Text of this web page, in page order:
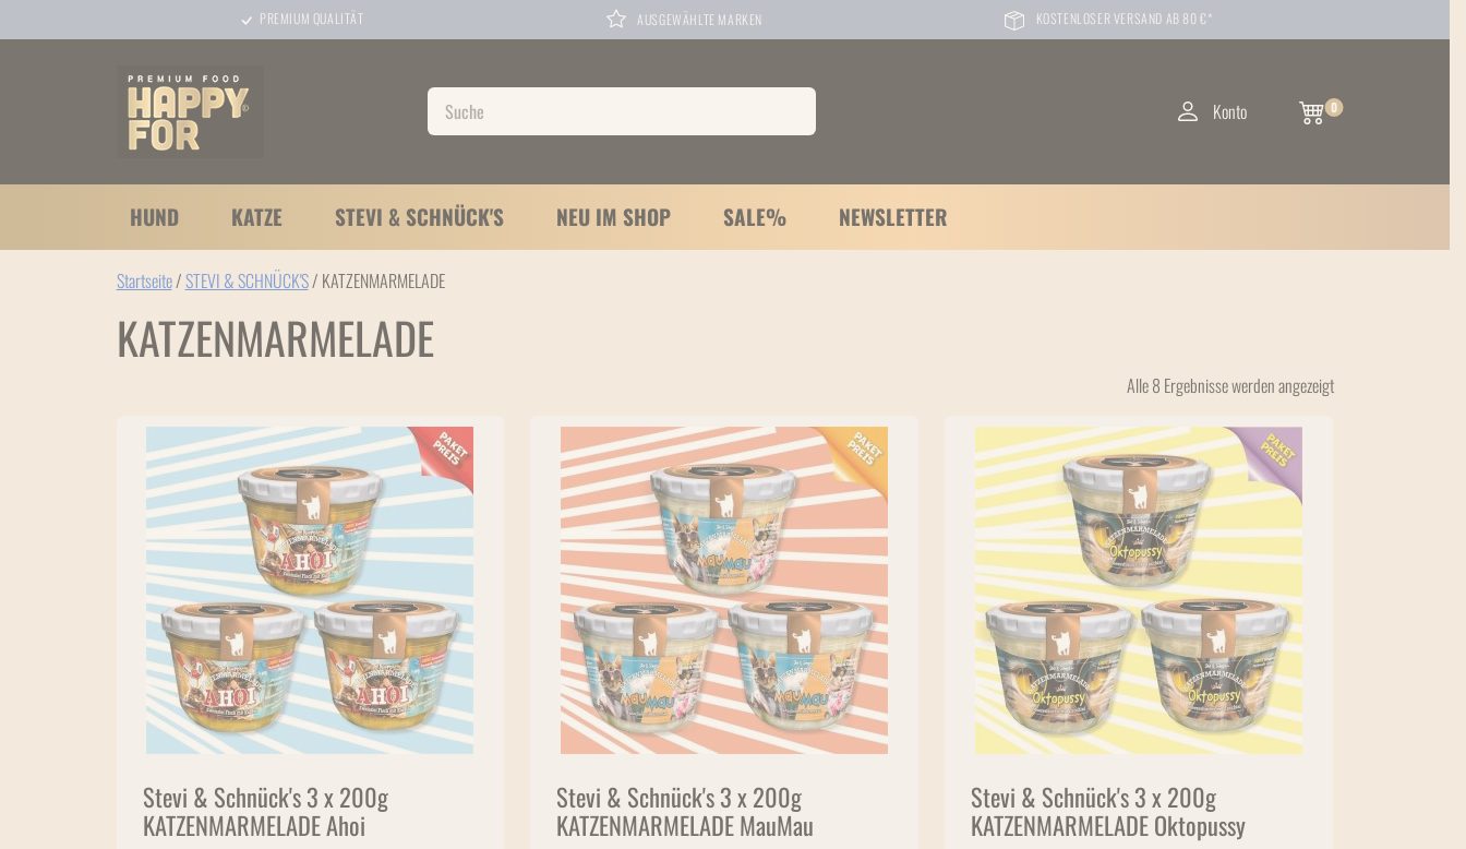
PREMIUM QUALITÄT AUSGEWÄHLTE MARKEN KOSTENLOSER VERSAND AB 80 €*
Konto 0
HUND KATZE STEVI & SCHNÜCK'S NEU IM SHOP SALE% NEWSLETTER
Startseite/STEVI & SCHNÜCK'S/ KATZENMARMELADE
KATZENMARMELADE
Alle 8 Ergebnisse werden angezeigt
Stevi & Schnück's 3 x 200g
KATZENMARMELADE Ahoi
Stevi & Schnück's 3 x 200g
KATZENMARMELADE MauMau
Stevi & Schnück's 3 x 200g
KATZENMARMELADE Oktopussy